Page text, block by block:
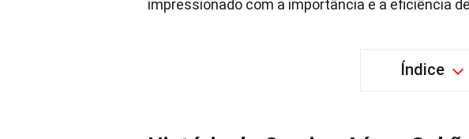
impressionado com a importância e a eficiência
Índice